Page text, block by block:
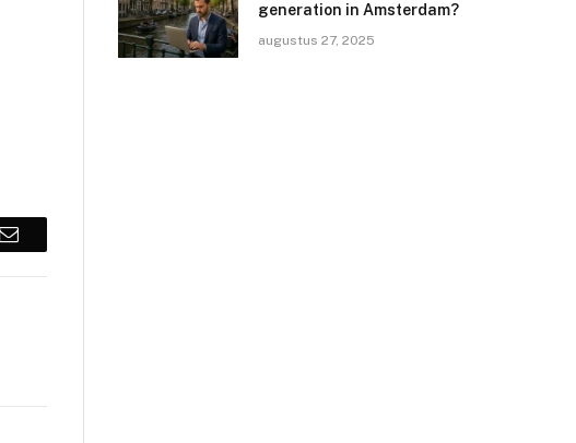
Email
generation in Amsterdam?
augustus 27, 2025